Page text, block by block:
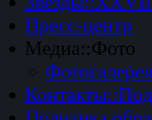
Пресс-центр
Медиа::Фото